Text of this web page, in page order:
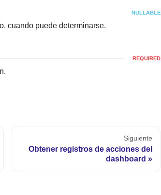
NULLABLE
cuando puede determinarse.
REQUIRED
Siguiente
Obtener registros de acciones del
dashboard